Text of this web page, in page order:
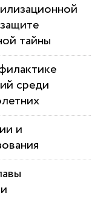
тайны
среди
и